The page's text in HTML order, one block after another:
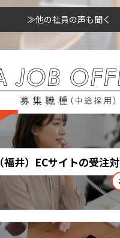
≫他の社員の声も聞く
（福井）ECサイトの受注